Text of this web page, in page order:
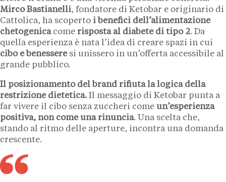
Mirco Bastianelli, fondatore di Ketobar e originario di
Cattolica, ha scoperto i benefici dell’alimentazione
chetogenicacome risposta al diabete di tipo 2. Da
quella esperienza è nata l’idea di creare spazi in cui
cibo e benesseresi unissero in un’offerta accessibile al
grande pubblico.
Il posizionamento del brand rifiuta la logica della
restrizione dietetica. Il messaggio di Ketobar punta a
far vivere il cibo senza zuccheri come un’esperienza
positiva, non come una rinuncia. Una scelta che,
stando al ritmo delle aperture, incontra una domanda
crescente.